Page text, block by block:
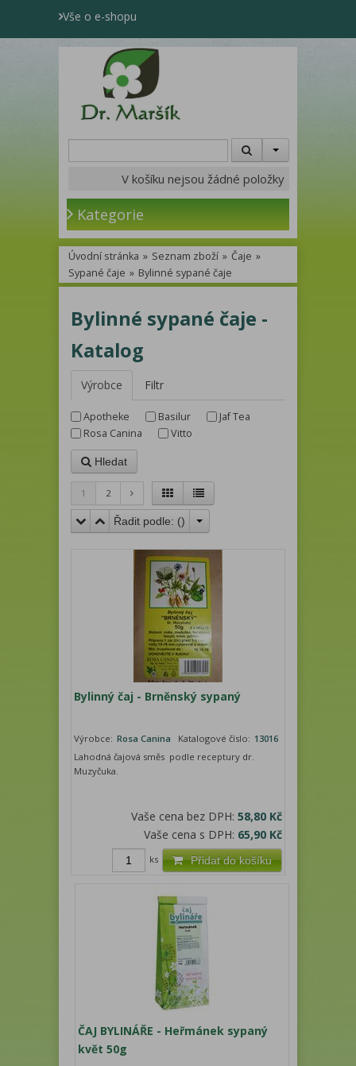
Vše o e-shopu
V košíku nejsou žádné položky
Kategorie
Úvodní stránka » Seznam zboží » Čaje »
Sypané čaje » Bylinné sypané čaje
Bylinné sypané čaje -
Katalog
Výrobce Filtr
Apotheke Basilur
Jaf Tea
Rosa Canina
Vitto
Hledat
1 2
Řadit podle: ()
Bylinný čaj - Brněnský sypaný
Výrobce: Rosa Canina Katalogové číslo: 13016
Lahodná čajová směs podle receptury dr.
Muzyčuka.
Vaše cena bez DPH: 58,80 Kč
Vaše cena s DPH: 65,90 Kč
Přidat do košíku
ks
ČAJ BYLINÁŘE - Heřmánek sypaný
květ 50g